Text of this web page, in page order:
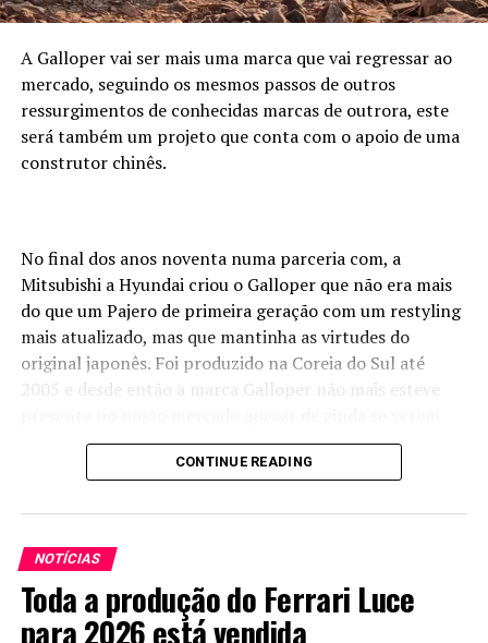
A Galloper vai ser mais uma marca que vai regressar ao
mercado, seguindo os mesmos passos de outros
ressurgimentos de conhecidas marcas de outrora, este
será também um projeto que conta com o apoio de uma
construtor chinês.
No final dos anos noventa numa parceria com, a
Mitsubishi a Hyundai criou o Galloper que não era mais
do que um Pajero de primeira geração com um restyling
mais atualizado, mas que mantinha as virtudes do
original japonês. Foi produzido na Coreia do Sul até
2005 e desde então a marca Galloper não mais esteve
muitos Galloper nas nossas estradas, sejam de asfalto ou
Agora a
marca vai
voltar, fruto
de uma nova
parceria,
CONTINUE READING
NOTÍCIAS
Toda a produção do Ferrari Luce
para 2026 está vendida